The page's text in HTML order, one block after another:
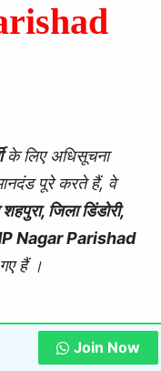
के लिए अधिसूचना
पूरे करते हैं, वे
जिला डिंडोरी,
Nagar Parishad
हैं ।
Join Now